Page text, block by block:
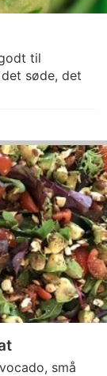
til
søde, det
små